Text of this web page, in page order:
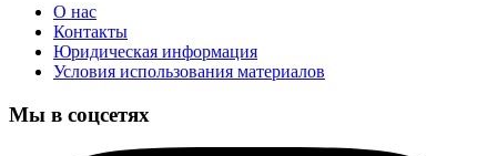
О нас
Контакты
Юридическая информация
Условия использования материалов
Мы в соцсетях